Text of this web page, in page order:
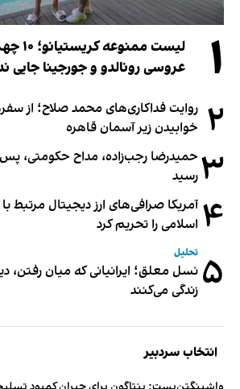
۱
لیست
عروسی رونالدو و جورجینا جایی
۲ خوابیدن زیر آسمان قاهره
۳ حمیدرضا رجب‌زاده، مداح حکومتی،
رسید
۴ آمریکا صرافی‌های ارز دیجیتال مرتبط
اسلامی را تحریم کرد
۵ تحلیل
نسل معلق؛ ایرانیانی که میان رفتن،
زندگی می‌کنند
انتخاب سردبیر